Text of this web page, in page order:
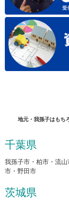
地元・我孫子はもち
千葉県
我孫子市・柏市・流
市・野田市
茨城県